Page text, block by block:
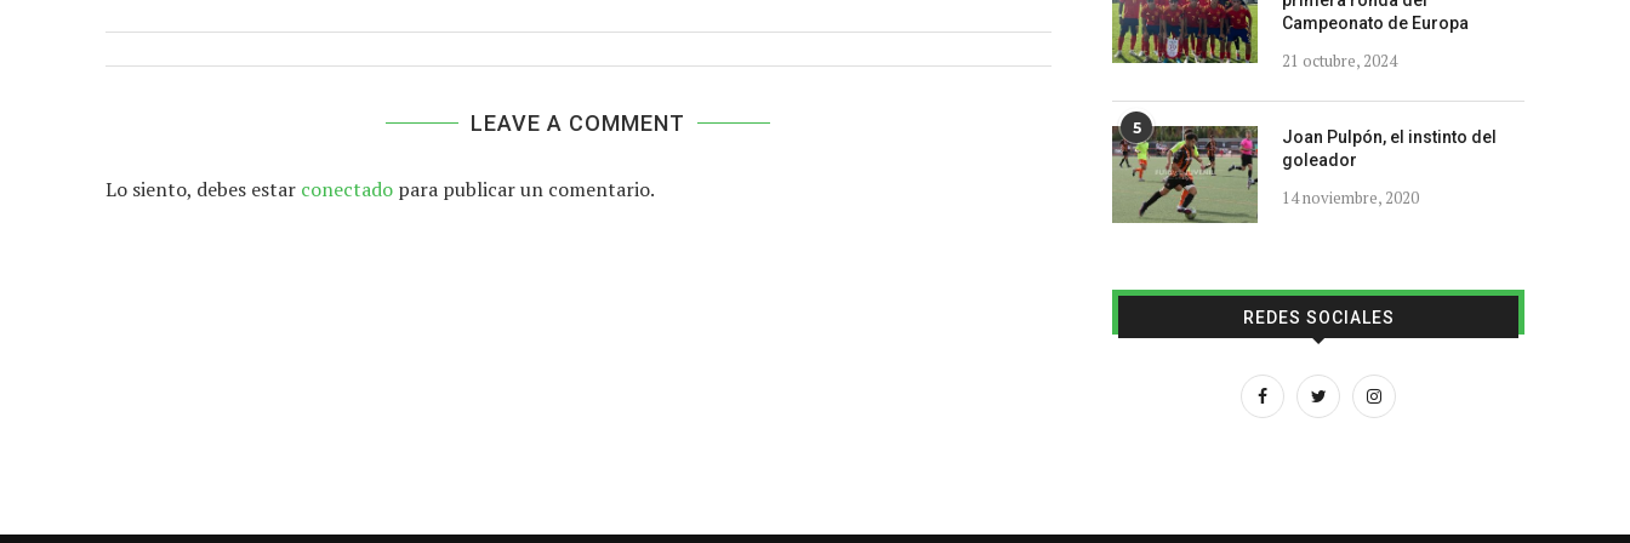
LEAVE A COMMENT
Lo siento, debes estar conectado para publicar un comentario.
Campeonato de Europa
21 octubre, 2024
5
Joan Pulpón, el instinto del
goleador
14 noviembre, 2020
REDES SOCIALES